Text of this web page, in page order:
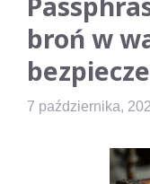
broń w
7 października,